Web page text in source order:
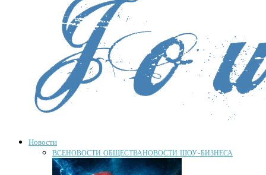
Новости
ВСЕНОВОСТИ ОБЩЕСТВАНОВОСТИ ШОУ-БИЗНЕСА